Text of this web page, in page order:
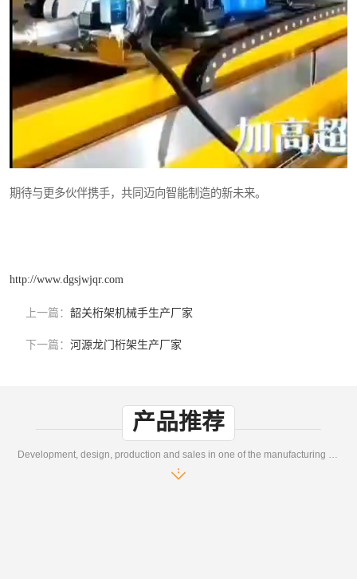
期待与更多伙伴携手，共同迈向智能制造的新未来。
http://www.dgsjwjqr.com
上一篇： 韶关桁架机械手生产厂家
下一篇： 河源龙门桁架生产厂家
产品推荐
Development, design, production and sales in one of the manufacturing enterprises